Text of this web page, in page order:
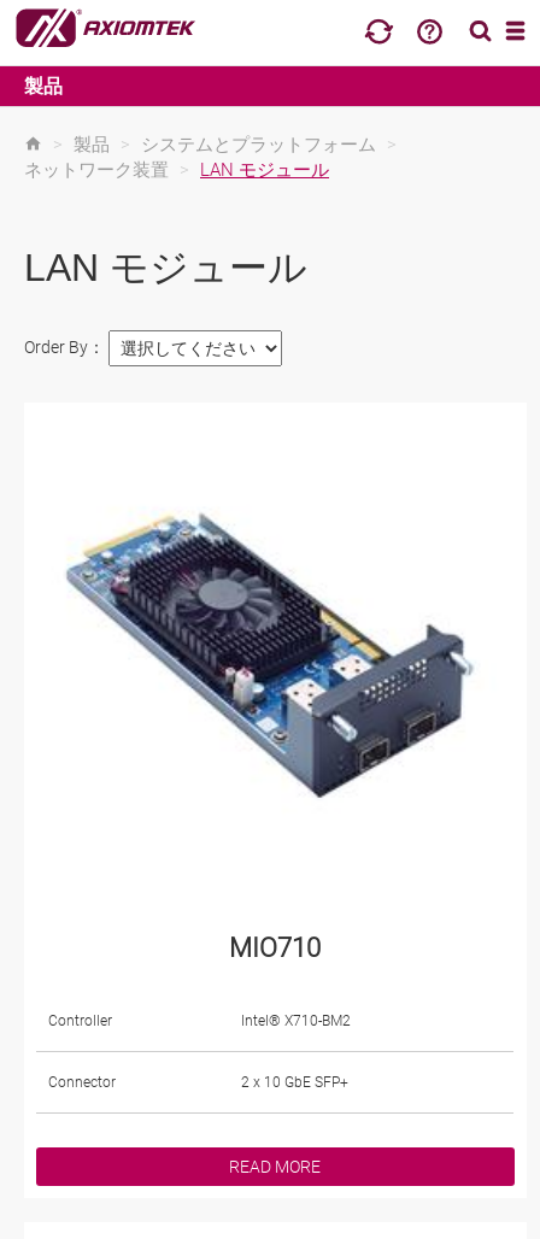
製品
> 製品 > システムとプラットフォーム
>
ネットワーク装置
> LAN モジュール
LAN モジュール
Order By：
MIO710
Controller Intel® X710-BM2
Connector 2 x 10 GbE SFP+
READ MORE